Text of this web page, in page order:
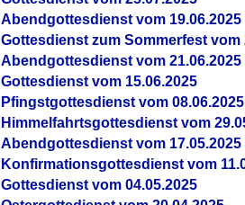
Abendgottesdienst vom 19.06.2025
Gottesdienst zum Sommerfest vom
Abendgottesdienst vom 21.06.2025
Gottesdienst vom 15.06.2025
Pfingstgottesdienst vom 08.06.2025
Himmelfahrtsgottesdienst vom
Abendgottesdienst vom 17.05.2025
Konfirmationsgottesdienst vom
Gottesdienst vom 04.05.2025